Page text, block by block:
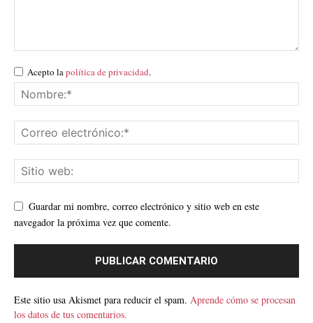
Acepto la política de privacidad.
Guardar mi nombre, correo electrónico y sitio web en este
navegador la próxima vez que comente.
Este sitio usa Akismet para reducir el spam. Aprende cómo se procesan
los datos de tus comentarios.